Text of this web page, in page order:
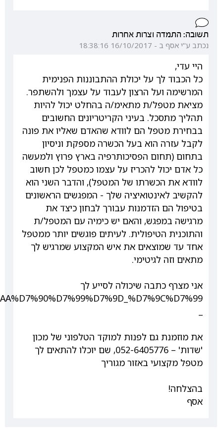
תשובה: התמדה וצרות אחרות
נכתב ע"י אסף ב - 16/10/2017 18:38:16
היי עדי,
כל הכבוד לך על יכולת ההתבוננות הפנימית
המרשימה ועל הרצון לעבוד על עצמך ולהשתפר.
מציאת מטפל/ת מתאימ/ה בהחלט יכול להיות
תהליך מתסכל. בעיני הקריטריונים החשובים
בבחירת מטפל הם לוודא שהאדם שאליו את פונה
לקבל עזרה הוא בעל הכשרה מספקת וניסיון
בתחום (תחום הפסיכותרפיה בארץ פרוץ ולמעשה
כל אדם יכול להכריז על עצמו כמטפל לכן חשוב
לוודא את הכשרתו של המטפל), והדבר השני הוא
להקשיב לאינטואיציה שלך - המפגשים הראשונים
בטיפול הם הזדמנות עבורך לבחון כיצד את
מרגישה במפגש, והאם יש כימיה עם המטפל/ת
והתוכנית הטיפולית. לעיתים פוגשים יותר ממטפל
אחד עד שמוצאים את איש המקצוע שמרגיש לך
מתאים וזה לגיטימי.
אני מצרף כתבה שיכולה לסייע לך
את מוזמנת גם לפנות למוקד הטלפוני של מכון
'שדות' – 052-6405776, שם יוכלו להתאים לך
מטפל מקצועי באזור מגוריך
בהצלחה!
אסף